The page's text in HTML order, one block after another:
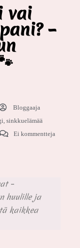
vai
–
Bloggaaja
sinkkuelämää
Ei kommentteja
–
huulille ja
kaikkea